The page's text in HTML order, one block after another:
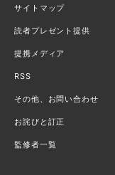
サイトマップ
読者プレゼント提供
提携メディア
RSS
その他、お問い合わせ
お詫びと訂正
監修者一覧